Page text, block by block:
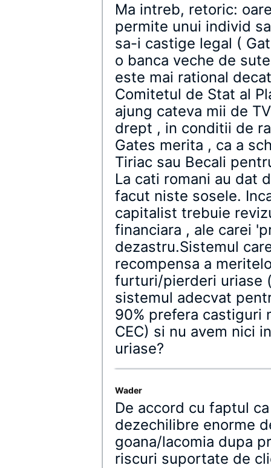
Ma intreb, retoric:
permite unui individ
sa-i castige legal (
o banca veche de
este mai rational
Comitetul de Stat al
ajung cateva mii de
drept , in conditii de
Gates merita , ca a
Tiriac sau Becali
La cati romani au dat
facut niste sosele.
capitalist trebuie
financiara , ale carei
dezastru.Sistemul
recompensa a
furturi/pierderi uriase
sistemul adecvat
90% prefera castiguri
CEC) si nu avem nici
uriase?
Wader
De accord cu faptul
dezechilibre enorme
goana/lacomia dupa
riscuri suportate de